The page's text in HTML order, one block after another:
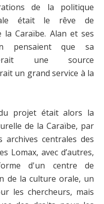
de la politique
était le rêve de
Caraïbe. Alan et ses
pensaient que sa
une source
un grand service à la
projet était alors la
de la Caraïbe, par
archives centrales des
Lomax, avec d’autres,
d'un centre de
de la culture orale, un
les chercheurs, mais